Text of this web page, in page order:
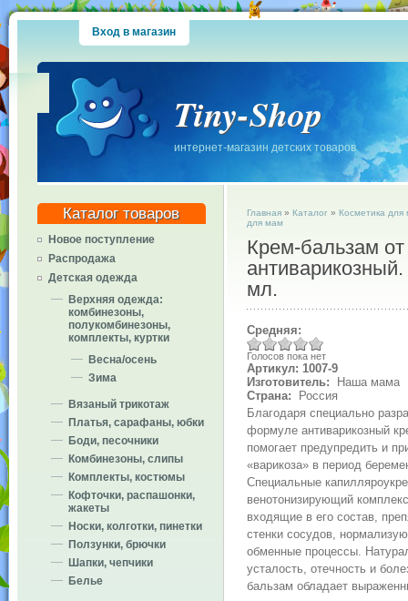
Вход в магазин
Tiny-Shop
интернет-магазин детских товаров
Каталог товаров
Новое поступление
Распродажа
Детская одежда
Верхняя одежда:
комбинезоны,
полукомбинезоны,
комплекты, куртки
Весна/осень
Зима
Вязаный трикотаж
Платья, сарафаны, юбки
Боди, песочники
Комбинезоны, слипы
Комплекты, костюмы
Кофточки, распашонки,
жакеты
Носки, колготки, пинетки
Ползунки, брючки
Шапки, чепчики
Белье
Главная» Каталог» Косметика
для мам
Крем-бальзам от
мл.
Средняя:
Голосов пока нет
Артикул: 1007-9
Изготовитель:
Наша мама
Страна:
Россия
Благодаря специально
формуле антиварикозный
помогает предупредить и
«варикоза» в период
Специальные
венотонизирующий
входящие в его состав,
стенки сосудов,
обменные процессы.
усталость, отечность и
бальзам обладает